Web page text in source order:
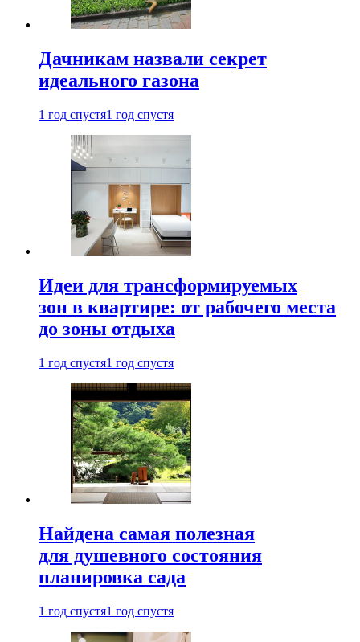
Дачникам назвали секрет
идеального газона
1 год спустя1 год спустя
Идеи для трансформируемых
зон в квартире: от рабочего места
до зоны отдыха
1 год спустя1 год спустя
Найдена самая полезная
для душевного состояния
планировка сада
1 год спустя1 год спустя